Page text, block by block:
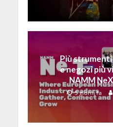
Più
e negozi più
NAMM
5 giorni fa